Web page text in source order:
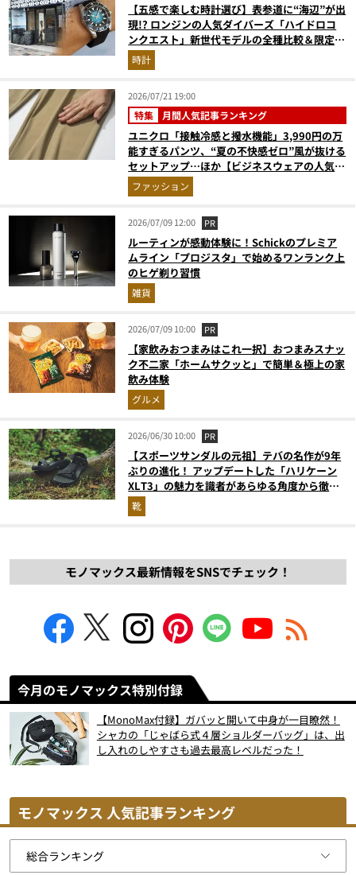
【五感で楽しむ時計選び】表参道に“海辺”が出
現!? ロンジンの人気ダイバーズ「ハイドロコ
ンクエスト」新世代モデルの全種比較＆限定品
が揃う激アツ空間へ！
時計
2026/07/21 19:00
特集 月間人気記事ランキング
ユニクロ「接触冷感と撥水機能」3,990円の万
能すぎるパンツ、“夏の不快感ゼロ”風が抜ける
セットアップ…ほか【ビジネスウェアの人気記
事ランキングベスト3】（2026年6月版）
ファッション
2026/07/09 12:00 PR
ルーティンが感動体験に！Schickのプレミア
ムライン「プロジスタ」で始めるワンランク上
のヒゲ剃り習慣
雑貨
2026/07/09 10:00 PR
【家飲みおつまみはこれ一択】おつまみスナッ
ク不二家「ホームサクッと」で簡単＆極上の家
飲み体験
グルメ
2026/06/30 10:00 PR
【スポーツサンダルの元祖】テバの名作が9年
ぶりの進化！ アップデートした「ハリケーン
XLT3」の魅力を識者があらゆる角度から徹底
解説！
靴
モノマックス最新情報をSNSでチェック！
今月のモノマックス特別付録
【MonoMax付録】ガバッと開いて中身が一目瞭然！
シャカの「じゃばら式４層ショルダーバッグ」は、出
し入れのしやすさも過去最高レベルだった！
モノマックス 人気記事ランキング